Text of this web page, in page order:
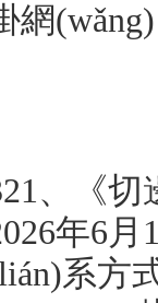
網
、 《切
年6
系方